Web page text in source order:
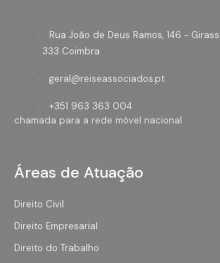
Rua João de Deus Ramos, 146 -
333 Coimbra
geral@reiseassociados.pt
+351 963 363 004
chamada para a rede móvel nacional
Áreas de Atuação
Direito Civil
Direito Empresarial
Direito do Trabalho